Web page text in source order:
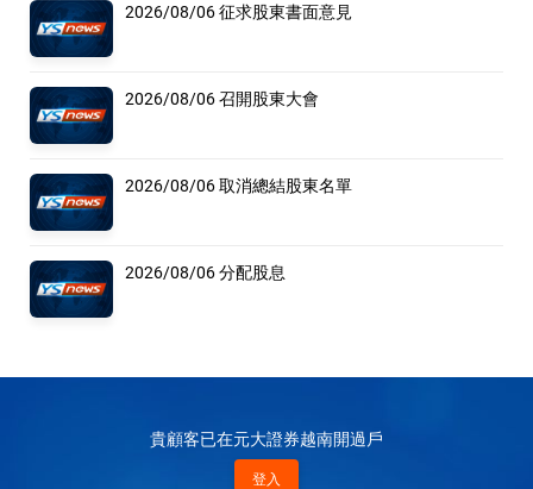
2026/08/06 征求股東書面意見
2026/08/06 召開股東大會
2026/08/06 取消總結股東名單
2026/08/06 分配股息
貴顧客已在元大證券越南開過戶
登入